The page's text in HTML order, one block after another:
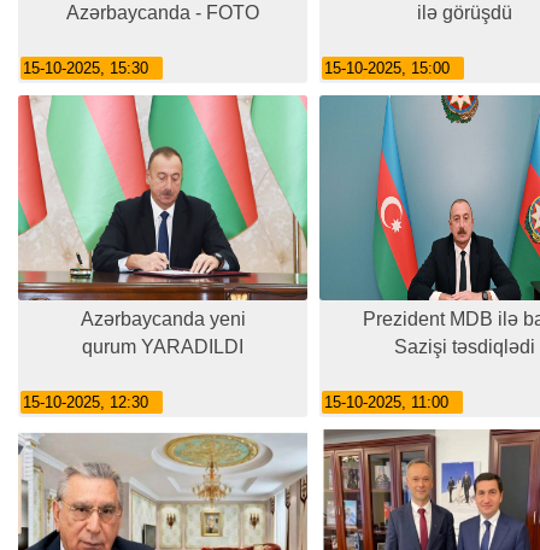
Azərbaycanda - FOTO
15-10-2025, 15:30
ilə görüşdü
15-10-2025, 15:00
Azərbaycanda yeni
qurum YARADILDI
15-10-2025, 12:30
Prezident MDB ilə
Sazişi təsdiqlədi
15-10-2025, 11:00